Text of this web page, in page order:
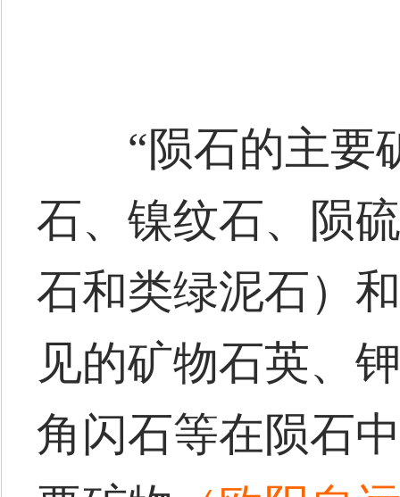
“陨石的主要
石、镍纹石、陨
石和类绿泥石）
见的矿物石英、
角闪石等在陨石